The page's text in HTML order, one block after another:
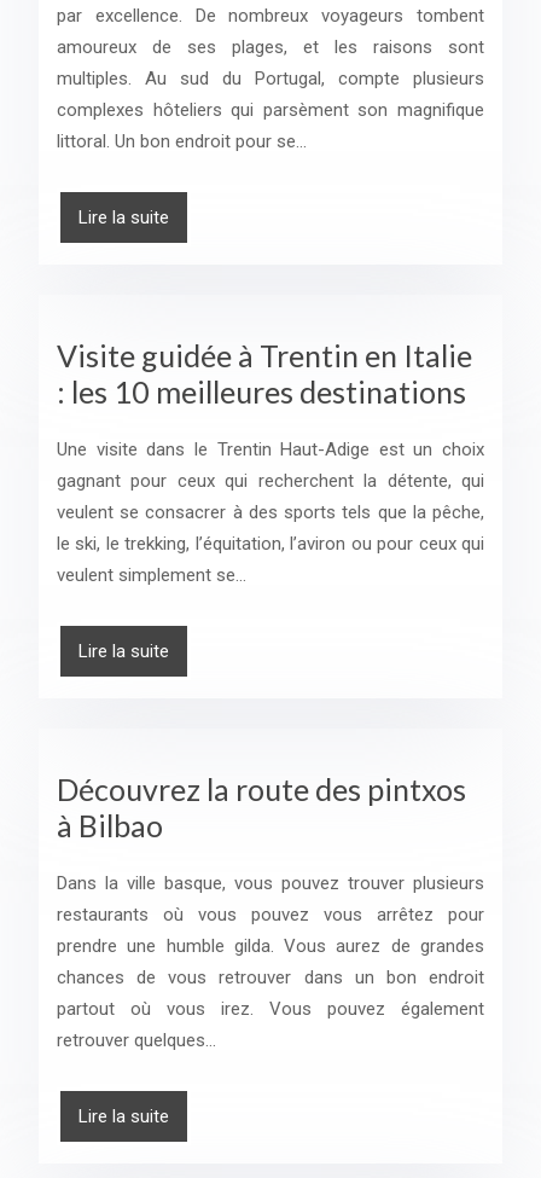
par excellence. De nombreux voyageurs tombent
amoureux de ses plages, et les raisons sont
multiples. Au sud du Portugal, compte plusieurs
complexes hôteliers qui parsèment son magnifique
littoral. Un bon endroit pour se…
Lire la suite
Visite guidée à Trentin en Italie
: les 10 meilleures destinations
Une visite dans le Trentin Haut-Adige est un choix
gagnant pour ceux qui recherchent la détente, qui
veulent se consacrer à des sports tels que la pêche,
le ski, le trekking, l’équitation, l’aviron ou pour ceux qui
veulent simplement se…
Lire la suite
Découvrez la route des pintxos
à Bilbao
Dans la ville basque, vous pouvez trouver plusieurs
restaurants où vous pouvez vous arrêtez pour
prendre une humble gilda. Vous aurez de grandes
chances de vous retrouver dans un bon endroit
partout où vous irez. Vous pouvez également
retrouver quelques…
Lire la suite